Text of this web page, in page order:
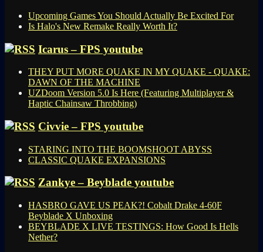
Upcoming Games You Should Actually Be Excited For
Is Halo's New Remake Really Worth It?
Icarus – FPS youtube
THEY PUT MORE QUAKE IN MY QUAKE - QUAKE:
DAWN OF THE MACHINE
UZDoom Version 5.0 Is Here (Featuring Multiplayer &
Haptic Chainsaw Throbbing)
Civvie – FPS youtube
STARING INTO THE BOOMSHOOT ABYSS
CLASSIC QUAKE EXPANSIONS
Zankye – Beyblade youtube
HASBRO GAVE US PEAK?! Cobalt Drake 4-60F
Beyblade X Unboxing
BEYBLADE X LIVE TESTINGS: How Good Is Hells
Nether?